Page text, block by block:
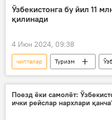
Тошкент марказий темир йўл
Ўзбекистонга бу йил 11
қилинади
4 Июн 2024, 09:38
чипталар Туризм
Шавкат Мирзиёев
инвестиция
меҳмонхона
Шаҳрисабз
Сурхондарё
Поезд ёки самолёт:
ички рейслар нархлари